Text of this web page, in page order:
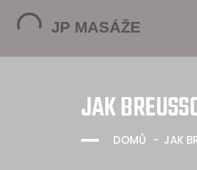
JAK
DOMŮ JAK